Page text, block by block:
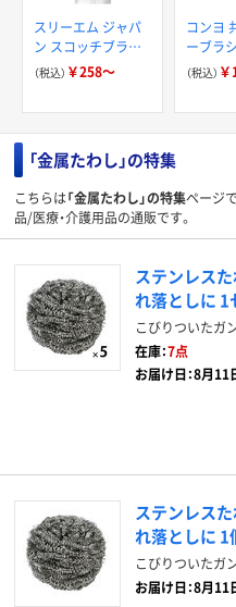
スリーエム ジャパ
ン スコッチブライ
ト K抗菌 ネットス
（税込） ￥258～
コンヨ
ーブラシ
（税込）
「金属たわし」の特集
こちらは「金属たわし」の特集ページ
品/医療・介護用品の通販です。
ステンレス
れ落としに 1
こびりついたガ
在庫：7点
お届け日：8月11
ステンレス
れ落としに 1
こびりついたガ
お届け日：8月11